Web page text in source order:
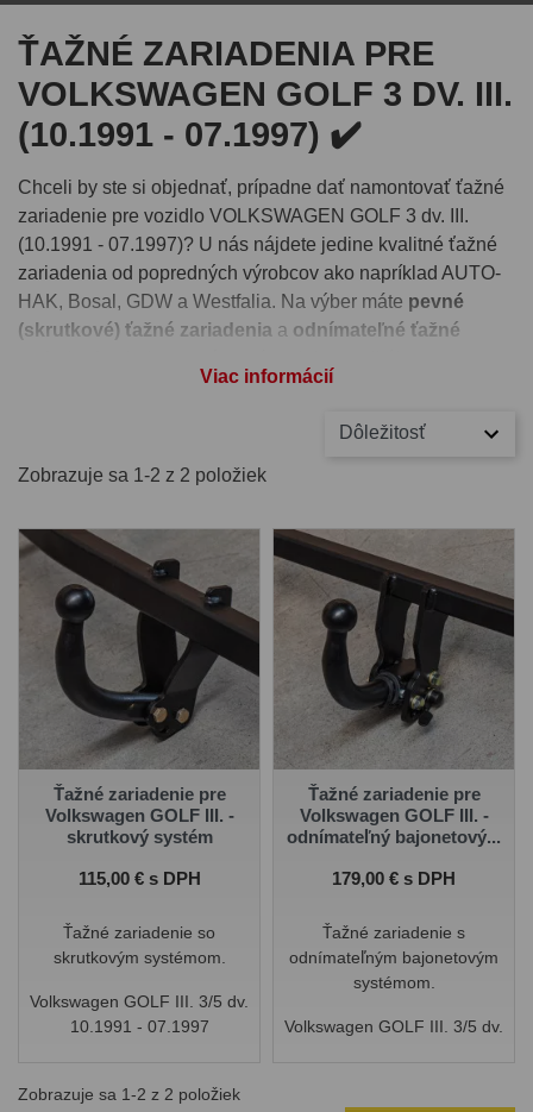
ŤAŽNÉ ZARIADENIA PRE
VOLKSWAGEN GOLF 3 DV. III.
(10.1991 - 07.1997) ✔️
Chceli by ste si objednať, prípadne dať namontovať ťažné
zariadenie pre vozidlo VOLKSWAGEN GOLF 3 dv. III.
(10.1991 - 07.1997)? U nás nájdete jedine kvalitné ťažné
zariadenia od popredných výrobcov ako napríklad AUTO-
HAK, Bosal, GDW a Westfalia. Na výber máte pevné
(skrutkové) ťažné zariadenia a odnímateľné ťažné
Pre správnu funkčnosť ťažného zariadenia je nutné vybrať
si aj
elektroinštaláciu
, ktorú nájdete pri detaile každého
ťažného zariadenia. Takisto si môžete pri produkte zvoliť
Ivachnová, Senec alebo Prešov.
Viac informácií
Dôležitosť
Zobrazuje sa 1-2 z 2 položiek
Ťažné zariadenie pre
Volkswagen GOLF III. -
skrutkový systém
Cena
115,00 € s DPH
Ťažné zariadenie so
skrutkovým systémom.
Volkswagen GOLF III. 3/5 dv.
10.1991 - 07.1997
Ťažné zariadenie pre
Volkswagen GOLF III. -
odnímateľný bajonetový...
Cena
179,00 € s DPH
Ťažné zariadenie s
odnímateľným bajonetovým
systémom.
Volkswagen GOLF III. 3/5 dv.
Zobrazuje sa 1-2 z 2 položiek